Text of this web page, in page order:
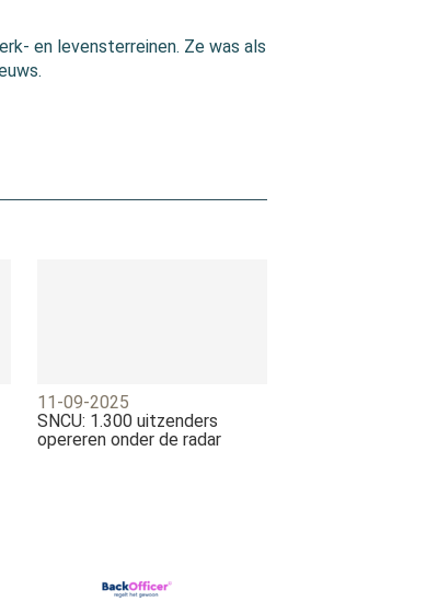
en levensterreinen. Ze was als
11-09-2025
SNCU: 1.300 uitzenders
opereren onder de radar